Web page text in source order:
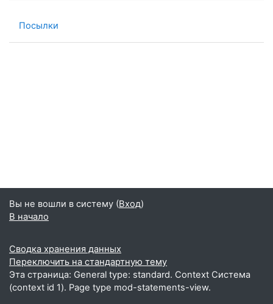
Посылки
Вы не вошли в систему (Вход)
В начало
Сводка хранения данных
Переключить на стандартную тему
Эта страница: General type: standard. Context Система
(context id 1). Page type mod-statements-view.